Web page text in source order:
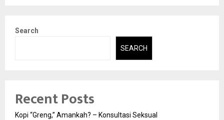
Search
SEARCH
Recent Posts
Kopi “Greng,” Amankah? – Konsultasi Seksual